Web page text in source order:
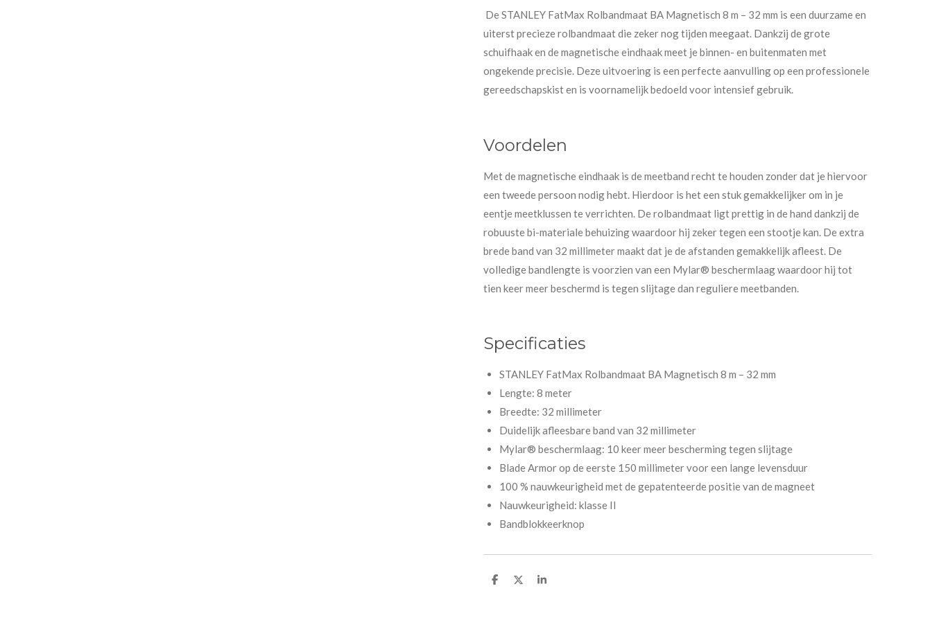
De STANLEY FatMax Rolbandmaat BA Magnetisch 8 m – 32 mm is een duurzame en
uiterst precieze rolbandmaat die zeker nog tijden meegaat. Dankzij de grote
schuifhaak en de magnetische eindhaak meet je binnen- en buitenmaten met
ongekende precisie. Deze uitvoering is een perfecte aanvulling op een professionele
gereedschapskist en is voornamelijk bedoeld voor intensief gebruik.
Voordelen
Met de magnetische eindhaak is de meetband recht te houden zonder dat je hiervoor
een tweede persoon nodig hebt. Hierdoor is het een stuk gemakkelijker om in je
eentje meetklussen te verrichten. De rolbandmaat ligt prettig in de hand dankzij de
robuuste bi-materiale behuizing waardoor hij zeker tegen een stootje kan. De extra
brede band van 32 millimeter maakt dat je de afstanden gemakkelijk afleest. De
volledige bandlengte is voorzien van een Mylar® beschermlaag waardoor hij tot
tien keer meer beschermd is tegen slijtage dan reguliere meetbanden.
Specificaties
STANLEY FatMax Rolbandmaat BA Magnetisch 8 m – 32 mm
Lengte: 8 meter
Breedte: 32 millimeter
Duidelijk afleesbare band van 32 millimeter
Mylar® beschermlaag: 10 keer meer bescherming tegen slijtage
Blade Armor op de eerste 150 millimeter voor een lange levensduur
100 % nauwkeurigheid met de gepatenteerde positie van de magneet
Nauwkeurigheid: klasse II
Bandblokkeerknop
D
D
S